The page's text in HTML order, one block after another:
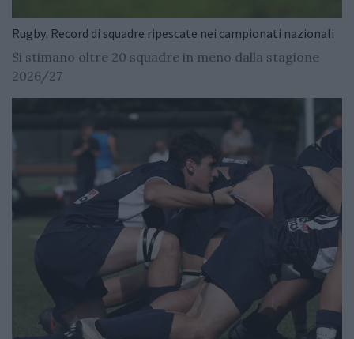
Rugby: Record di squadre ripescate nei campionati nazionali
Si stimano oltre 20 squadre in meno dalla stagione
2026/27